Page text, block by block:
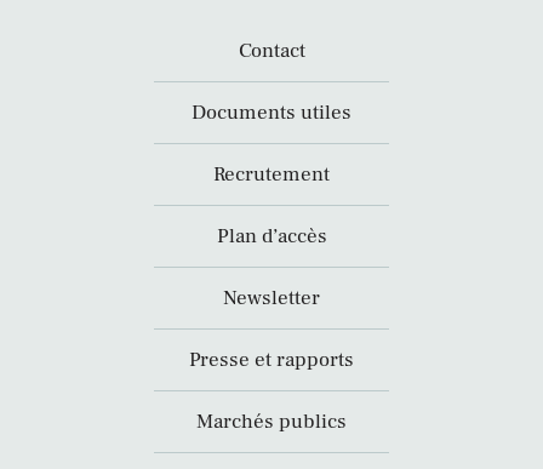
Contact
Documents utiles
Recrutement
Plan d’accès
Newsletter
Presse et rapports
Marchés publics